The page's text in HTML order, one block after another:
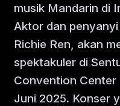
musik Mandarin di
Aktor dan
Richie Ren, akan
spektakuler di
Convention Center
Juni 2025. Konser